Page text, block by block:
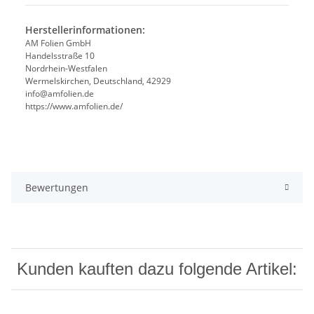
Herstellerinformationen:
AM Folien GmbH
Handelsstraße 10
Nordrhein-Westfalen
Wermelskirchen, Deutschland, 42929
info@amfolien.de
https://www.amfolien.de/
Bewertungen
Kunden kauften dazu folgende Artikel: